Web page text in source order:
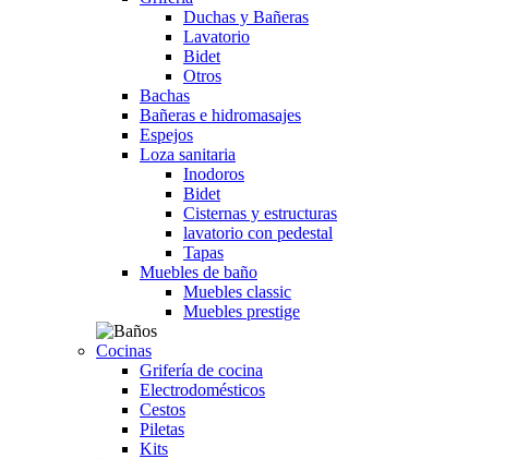
Duchas y Bañeras
Lavatorio
Bidet
Otros
Bachas
Bañeras e hidromasajes
Espejos
Loza sanitaria
Inodoros
Bidet
Cisternas y estructuras
lavatorio con pedestal
Tapas
Muebles de baño
Muebles classic
Muebles prestige
Cocinas
Grifería de cocina
Electrodomésticos
Cestos
Piletas
Kits